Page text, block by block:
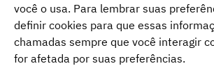
você o usa. Para lembrar suas
definir cookies para que essas
chamadas sempre que você interagir
for afetada por suas preferências.